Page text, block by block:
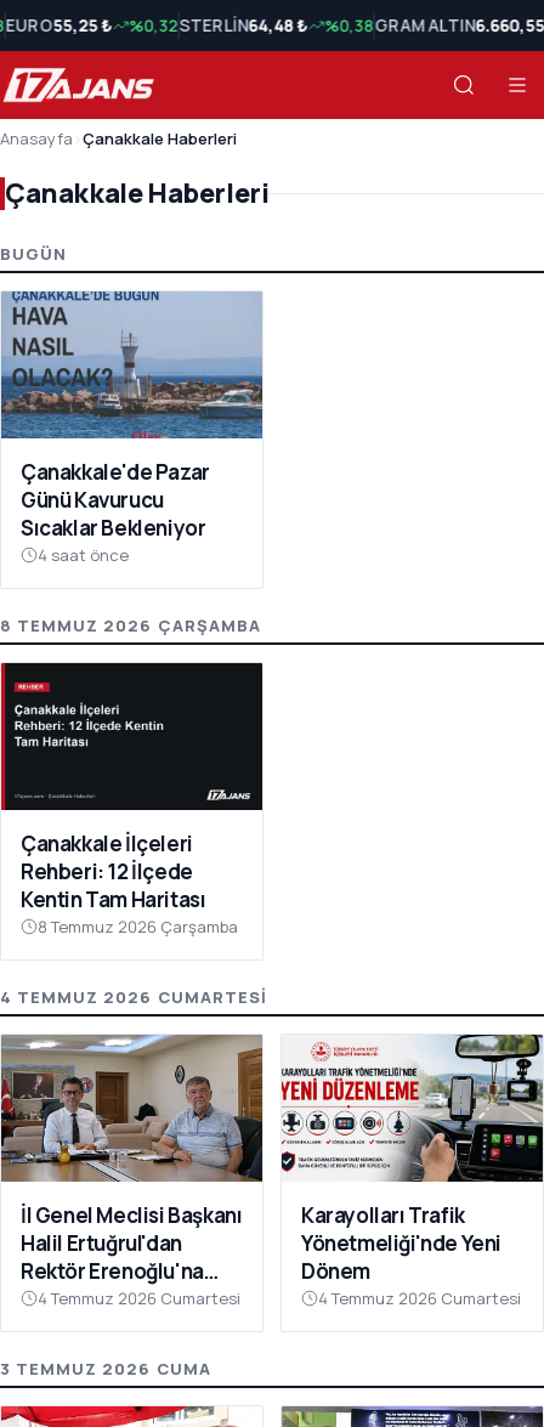
EURO55,25 ₺ %0,32STERLİN64,48 ₺ %0,38GRAM ALTIN
Anasayfa Çanakkale Haberleri
Çanakkale Haberleri
Çanakkale Haberleri Son Haberler
BUGÜN
Çanakkale'de Pazar
Günü Kavurucu
Sıcaklar Bekleniyor
4 saat önce
8 TEMMUZ 2026 ÇARŞAMBA
Çanakkale İlçeleri
Rehberi: 12 İlçede
Kentin Tam Haritası
8 Temmuz 2026 Çarşamba
4 TEMMUZ 2026 CUMARTESI
İl Genel Meclisi Başkanı
Halil Ertuğrul'dan
Rektör Erenoğlu'na
Ziyaret
4 Temmuz 2026 Cumartesi
Karayolları Trafik
Yönetmeliği'nde Yeni
Dönem
4 Temmuz 2026 Cumartesi
3 TEMMUZ 2026 CUMA